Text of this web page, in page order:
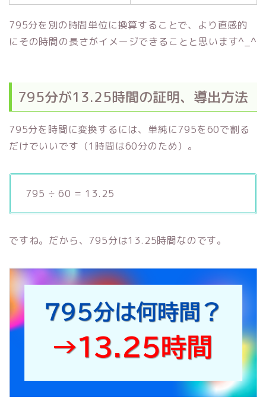
795分を別の時間単位に換算することで、より直感的
にその時間の長さがイメージできることと思います^_^
795分が13.25時間の証明、導出方法
795分を時間に変換するには、単純に795を60で割る
だけでいいです（1時間は60分のため）。
795 ÷ 60 = 13.25
ですね。だから、795分は13.25時間なのです。